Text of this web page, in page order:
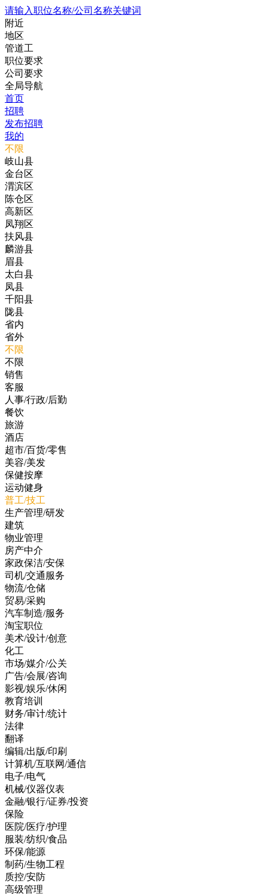
请输入职位名称/公司名称关键词
附近
地区
管道工
职位要求
公司要求
全局导航
首页
招聘
发布招聘
我的
不限
岐山县
金台区
渭滨区
陈仓区
高新区
凤翔区
扶风县
麟游县
眉县
太白县
凤县
千阳县
陇县
省内
省外
不限
不限
销售
客服
人事/行政/后勤
餐饮
旅游
酒店
超市/百货/零售
美容/美发
保健按摩
运动健身
普工/技工
生产管理/研发
建筑
物业管理
房产中介
家政保洁/安保
司机/交通服务
物流/仓储
贸易/采购
汽车制造/服务
淘宝职位
美术/设计/创意
化工
市场/媒介/公关
广告/会展/咨询
影视/娱乐/休闲
教育培训
财务/审计/统计
法律
翻译
编辑/出版/印刷
计算机/互联网/通信
电子/电气
机械/仪器仪表
金融/银行/证券/投资
保险
医院/医疗/护理
服装/纺织/食品
环保/能源
制药/生物工程
质控/安防
高级管理